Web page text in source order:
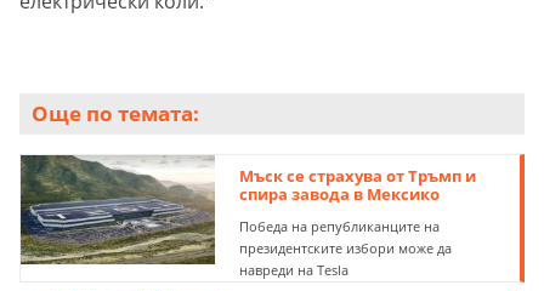
Още по темата:
Мъск се страхува от Тръмп и
спира завода в Мексико
Победа на републиканците на
президентските избори може да
навреди на Tesla